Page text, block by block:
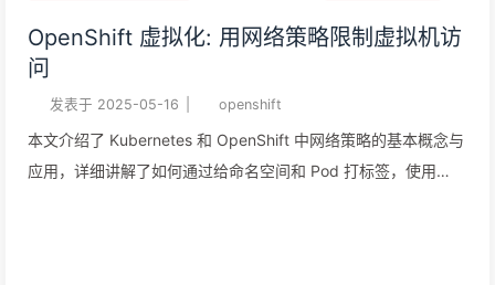
OpenShift 虚拟化: 用网络策略限制虚拟机访
问
发表于 2025-05-16 openshift
本文介绍了 Kubernetes 和 OpenShift 中网络策略的基本概念与
应用，详细讲解了如何通过给命名空间和 Pod 打标签，使用